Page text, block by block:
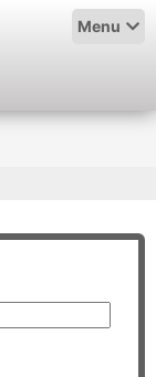
Menu